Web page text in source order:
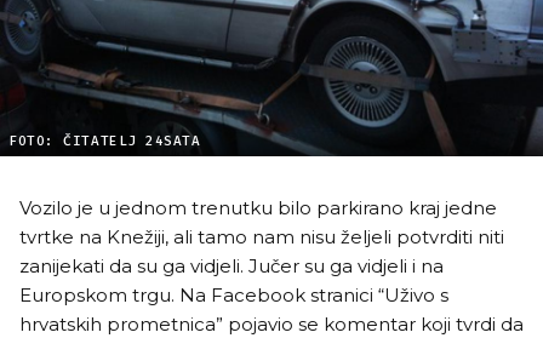
FOTO: ČITATELJ 24SATA
Vozilo je u jednom trenutku bilo parkirano kraj jedne
tvrtke na Knežiji, ali tamo nam nisu željeli potvrditi niti
zanijekati da su ga vidjeli. Jučer su ga vidjeli i na
Europskom trgu. Na Facebook stranici “Uživo s
hrvatskih prometnica” pojavio se komentar koji tvrdi da